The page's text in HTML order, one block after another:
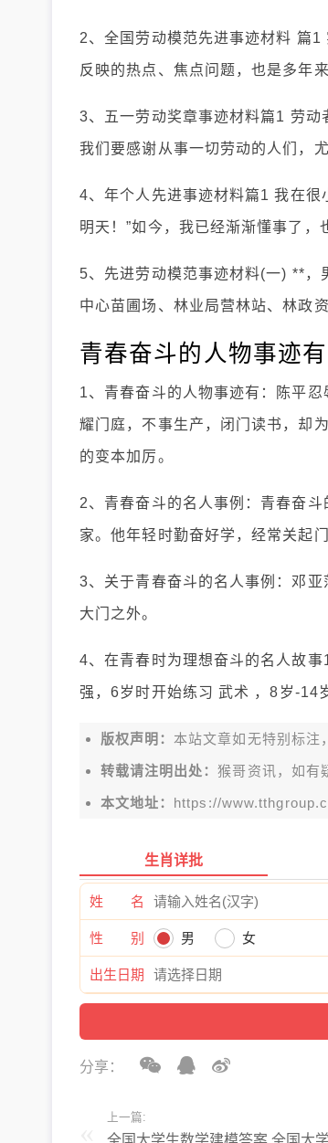
2、全国劳动模范先进事迹材料 篇
反映的热点、焦点问题，也是多年
3、五一劳动奖章事迹材料篇1 劳动
我们要感谢从事一切劳动的人们，
4、年个人先进事迹材料篇1 我在很
明天！”如今，我已经渐渐懂事了，
5、先进劳动模范事迹材料(一) **
中心苗圃场、林业局营林站、林政
青春奋斗的人物事迹
1、青春奋斗的人物事迹有：陈平
耀门庭，不事生产，闭门读书，却
的变本加厉。
2、青春奋斗的名人事例：青春奋
家。他年轻时勤奋好学，经常关起
3、关于青春奋斗的名人事例：邓
大门之外。
4、在青春时为理想奋斗的名人故
强，6岁时开始练习 武术 ，8岁-14
版权声明： 本站文章如无特别标
转载请注明出处：猴哥资讯，如有
本文地址： https://
生肖详批
姓 名
性 别 男 女
出生日期
分享：
上一篇:
全国大学生数学建模答案,全国大